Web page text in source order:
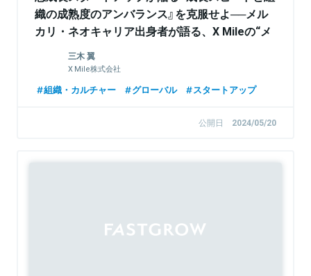
織の成熟度のアンバランス』を克服せよ──メル
カリ・ネオキャリア出身者が語る、X Mileの“メ
ガベンチャー級”のオペレーション構築術
三木 翼
X Mile株式会社
組織・カルチャー グローバル スタートアップ
公開日 2024/05/20